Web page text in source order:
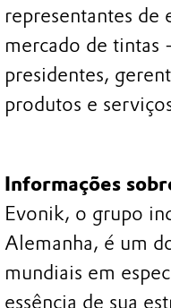
representantes de
mercado de tintas
presidentes,
produtos e
Informações
Evonik, o grupo
Alemanha, é um
mundiais em
essência de sua